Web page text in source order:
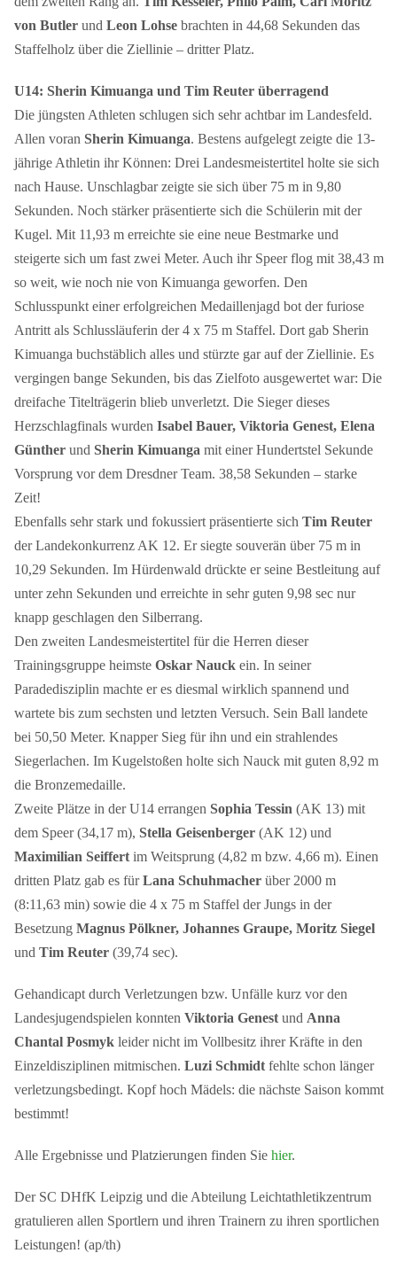
von Butlerund Leon Lohsebrachten in 44,68 Sekunden das
Staffelholz über die Ziellinie – dritter Platz.
U14: Sherin Kimuanga und Tim Reuter überragend
Die jüngsten Athleten schlugen sich sehr achtbar im Landesfeld.
Allen voran Sherin Kimuanga. Bestens aufgelegt zeigte die 13-
jährige Athletin ihr Können: Drei Landesmeistertitel holte sie sich
nach Hause. Unschlagbar zeigte sie sich über 75 m in 9,80
Sekunden. Noch stärker präsentierte sich die Schülerin mit der
Kugel. Mit 11,93 m erreichte sie eine neue Bestmarke und
steigerte sich um fast zwei Meter. Auch ihr Speer flog mit 38,43 m
so weit, wie noch nie von Kimuanga geworfen. Den
Schlusspunkt einer erfolgreichen Medaillenjagd bot der furiose
Antritt als Schlussläuferin der 4 x 75 m Staffel. Dort gab Sherin
Kimuanga buchstäblich alles und stürzte gar auf der Ziellinie. Es
vergingen bange Sekunden, bis das Zielfoto ausgewertet war: Die
dreifache Titelträgerin blieb unverletzt. Die Sieger dieses
Herzschlagfinals wurden Isabel Bauer, Viktoria Genest, Elena
Güntherund Sherin Kimuanga mit einer Hundertstel Sekunde
Vorsprung vor dem Dresdner Team. 38,58 Sekunden – starke
Zeit!
Ebenfalls sehr stark und fokussiert präsentierte sich Tim Reuter
der Landekonkurrenz AK 12. Er siegte souverän über 75 m in
10,29 Sekunden. Im Hürdenwald drückte er seine Bestleitung auf
unter zehn Sekunden und erreichte in sehr guten 9,98 sec nur
knapp geschlagen den Silberrang.
Den zweiten Landesmeistertitel für die Herren dieser
Trainingsgruppe heimste Oskar Nauckein. In seiner
Paradedisziplin machte er es diesmal wirklich spannend und
wartete bis zum sechsten und letzten Versuch. Sein Ball landete
bei 50,50 Meter. Knapper Sieg für ihn und ein strahlendes
Siegerlachen. Im Kugelstoßen holte sich Nauck mit guten 8,92 m
die Bronzemedaille.
Zweite Plätze in der U14 errangen Sophia Tessin (AK 13) mit
dem Speer (34,17 m), Stella Geisenberger(AK 12) und
Maximilian Seiffertim Weitsprung (4,82 m bzw. 4,66 m). Einen
dritten Platz gab es fürLana Schuhmacherüber 2000 m
(8:11,63 min) sowie die 4 x 75 m Staffel der Jungs in der
Besetzung Magnus Pölkner, Johannes Graupe, Moritz Siegel
und Tim Reuter(39,74 sec).
Gehandicapt durch Verletzungen bzw. Unfälle kurz vor den
Landesjugendspielen konnten Viktoria Genestund Anna
Chantal Posmykleider nicht im Vollbesitz ihrer Kräfte in den
Einzeldisziplinen mitmischen. Luzi Schmidtfehlte schon länger
verletzungsbedingt. Kopf hoch Mädels: die nächste Saison kommt
bestimmt!
Alle Ergebnisse und Platzierungen finden Sie hier.
Der SC DHfK Leipzig und die Abteilung Leichtathletikzentrum
gratulieren allen Sportlern und ihren Trainern zu ihren sportlichen
Leistungen! (ap/th)